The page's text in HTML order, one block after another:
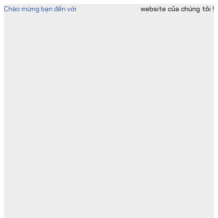
Skip
Chào mừng bạn đến với website của chúng tôi !